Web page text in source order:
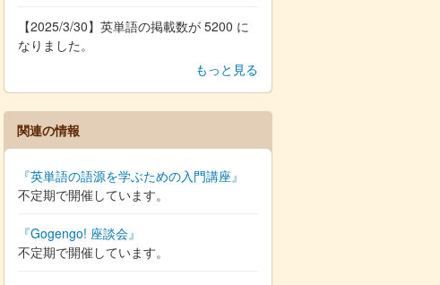
【2025/3/30】英単語の掲載数が 5200 に
なりました。
もっと見る
関連の情報
『英単語の語源を学ぶための入門講座』
不定期で開催しています。
『Gogengo! 座談会』
不定期で開催しています。